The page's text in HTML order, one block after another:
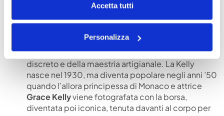
Accetta tutti
Personalizza
dimensioni diverse e in diversi colori. Si indossano
con abbigliamento elegante e sportivo, le
versione mini è bellissima anche la sera.
Hermès Kelly e Birkin: simboli assoluti del lusso
discreto e della maestria artigianale. La Kelly
nasce nel 1930, ma diventa popolare negli anni ’50
quando l’allora principessa di Monaco e attrice
Grace Kellyviene fotografata con la borsa,
diventata poi iconica, tenuta davanti al corpo per